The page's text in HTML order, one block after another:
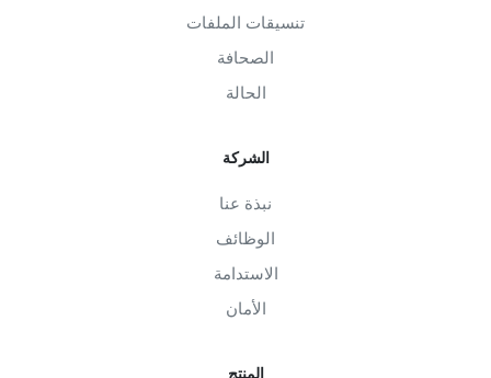
تنسيقات الملفات
الصحافة
الحالة
الشركة
نبذة عنا
الوظائف
الاستدامة
الأمان
المنتج